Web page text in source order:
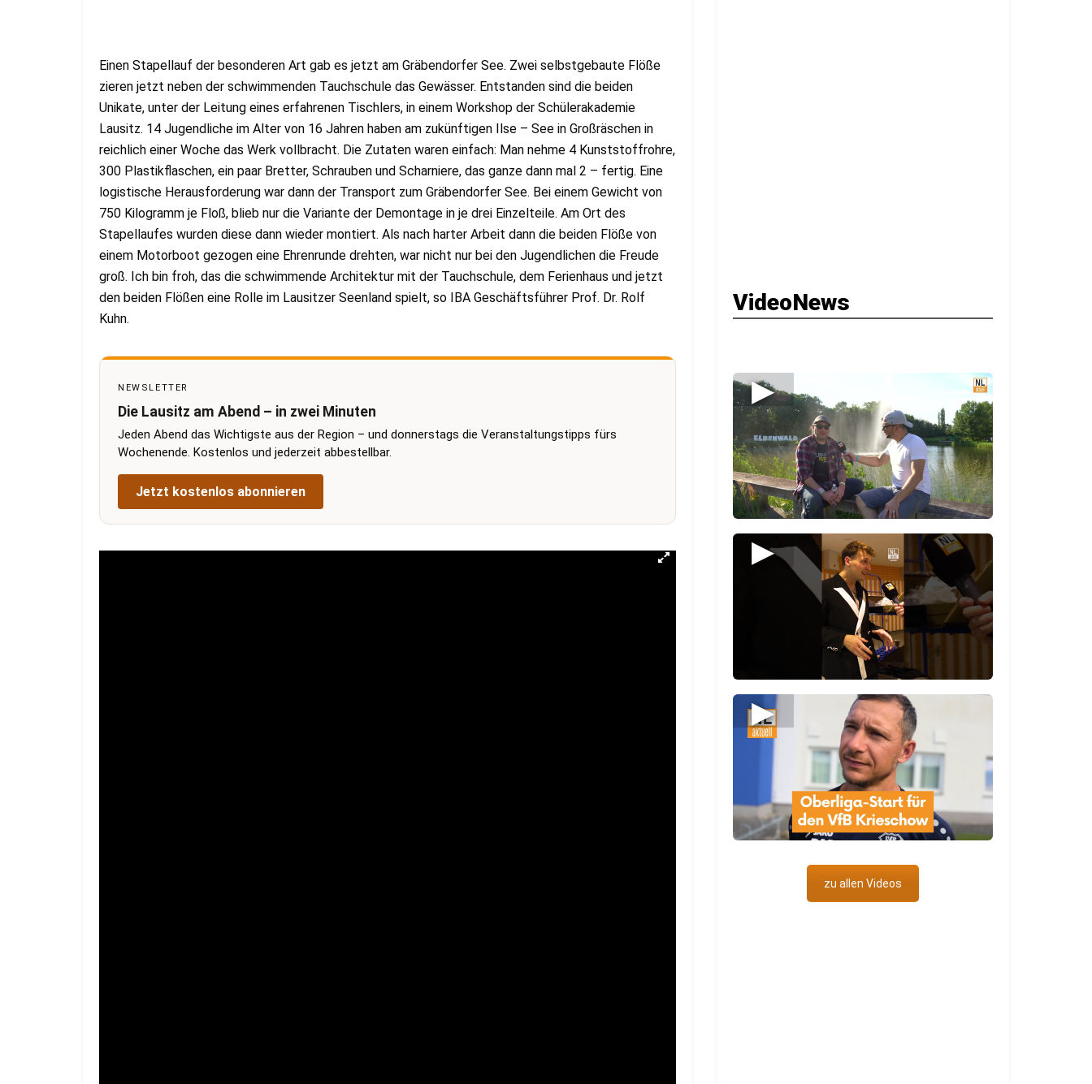
Einen Stapellauf der besonderen Art gab es jetzt am Gräbendorfer See. Zwei selbstgebaute Flöße
zieren jetzt neben der schwimmenden Tauchschule das Gewässer. Entstanden sind die beiden
Unikate, unter der Leitung eines erfahrenen Tischlers, in einem Workshop der Schülerakademie
Lausitz. 14 Jugendliche im Alter von 16 Jahren haben am zukünftigen Ilse – See in Großräschen in
reichlich einer Woche das Werk vollbracht. Die Zutaten waren einfach: Man nehme 4 Kunststoffrohre,
300 Plastikflaschen, ein paar Bretter, Schrauben und Scharniere, das ganze dann mal 2 – fertig. Eine
logistische Herausforderung war dann der Transport zum Gräbendorfer See. Bei einem Gewicht von
750 Kilogramm je Floß, blieb nur die Variante der Demontage in je drei Einzelteile. Am Ort des
Stapellaufes wurden diese dann wieder montiert. Als nach harter Arbeit dann die beiden Flöße von
einem Motorboot gezogen eine Ehrenrunde drehten, war nicht nur bei den Jugendlichen die Freude
groß. Ich bin froh, das die schwimmende Architektur mit der Tauchschule, dem Ferienhaus und jetzt
den beiden Flößen eine Rolle im Lausitzer Seenland spielt, so IBA Geschäftsführer Prof. Dr. Rolf
Kuhn.
NEWSLETTER
Die Lausitz am Abend – in zwei Minuten
Jeden Abend das Wichtigste aus der Region – und donnerstags die Veranstaltungstipps fürs
Wochenende. Kostenlos und jederzeit abbestellbar.
Jetzt kostenlos abonnieren
VideoNews
▶
▶
▶
zu allen Videos